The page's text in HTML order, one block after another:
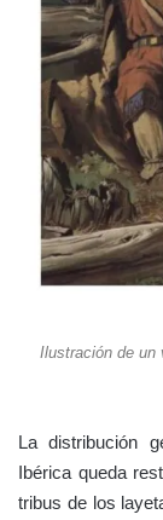
Ilustración de un
La distribución
Ibérica queda
tribus de los